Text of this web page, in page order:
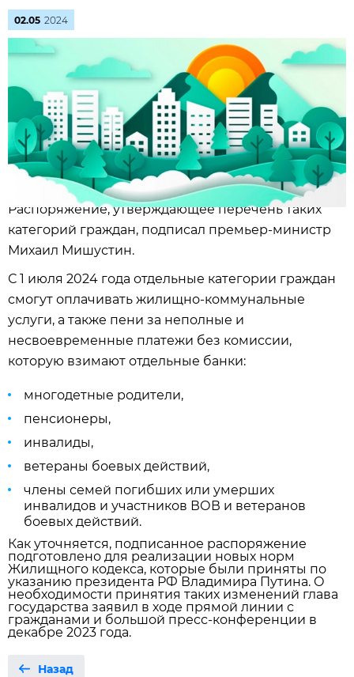
02.05 2024
Распоряжение, утверждающее перечень таких
категорий граждан, подписал премьер-министр
Михаил Мишустин.
С 1 июля 2024 года отдельные категории граждан
смогут оплачивать жилищно-коммунальные
услуги, а также пени за неполные и
несвоевременные платежи без комиссии,
которую взимают отдельные банки:
многодетные родители,
пенсионеры,
инвалиды,
ветераны боевых действий,
члены семей погибших или умерших
инвалидов и участников ВОВ и ветеранов
боевых действий.
Как уточняется, подписанное распоряжение
подготовлено для реализации новых норм
Жилищного кодекса, которые были приняты по
указанию президента РФ Владимира Путина. О
необходимости принятия таких изменений глава
государства заявил в ходе прямой линии с
гражданами и большой пресс-конференции в
декабре 2023 года.
Назад